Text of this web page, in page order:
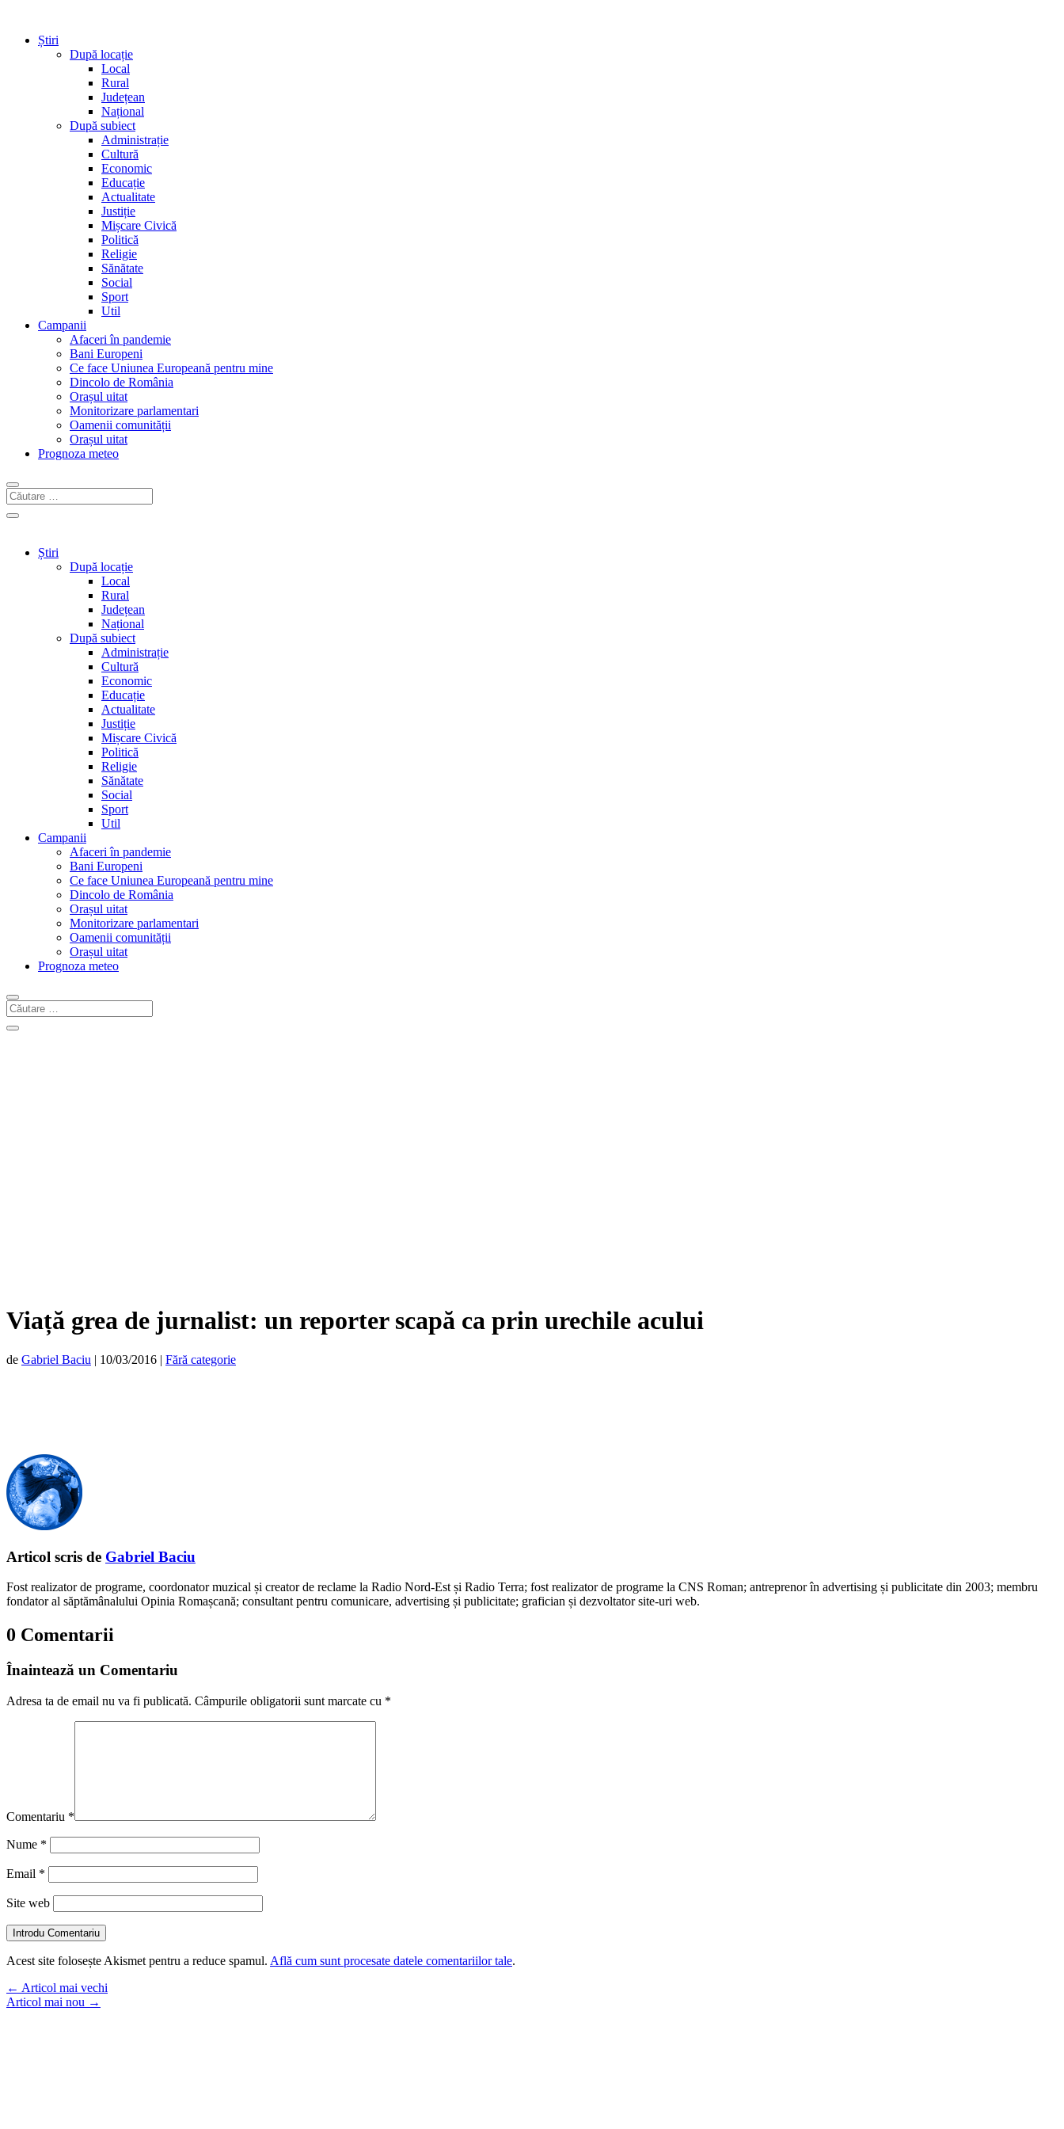
Știri
După locație
Local
Rural
Județean
Național
După subiect
Administrație
Cultură
Economic
Educație
Actualitate
Justiție
Mișcare Civică
Politică
Religie
Sănătate
Social
Sport
Util
Campanii
Afaceri în pandemie
Bani Europeni
Ce face Uniunea Europeană pentru mine
Dincolo de România
Orașul uitat
Monitorizare parlamentari
Oamenii comunității
Orașul uitat
Prognoza meteo
Știri
După locație
Local
Rural
Județean
Național
După subiect
Administrație
Cultură
Economic
Educație
Actualitate
Justiție
Mișcare Civică
Politică
Religie
Sănătate
Social
Sport
Util
Campanii
Afaceri în pandemie
Bani Europeni
Ce face Uniunea Europeană pentru mine
Dincolo de România
Orașul uitat
Monitorizare parlamentari
Oamenii comunității
Orașul uitat
Prognoza meteo
Viață grea de jurnalist: un reporter scapă ca prin urechile acului
de Gabriel Baciu | 10/03/2016 | Fără categorie
Articol scris de Gabriel Baciu
Fost realizator de programe, coordonator muzical și creator de reclame la Radio Nord-Est și Radio Terra; fost realizator de programe la CNS Roman; antreprenor în advertising și publicitate din 2003; membru
fondator al săptămânalului Opinia Romașcană; consultant pentru comunicare, advertising și publicitate; grafician și dezvoltator site-uri web.
0 Comentarii
Înaintează un Comentariu
Adresa ta de email nu va fi publicată. Câmpurile obligatorii sunt marcate cu *
Comentariu *
Nume *
Email *
Site web
Introdu Comentariu
Acest site folosește Akismet pentru a reduce spamul. Află cum sunt procesate datele comentariilor tale.
← Articol mai vechi
Articol mai nou →